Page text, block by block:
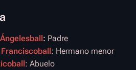
: Padre
: Hermano menor
: Abuelo